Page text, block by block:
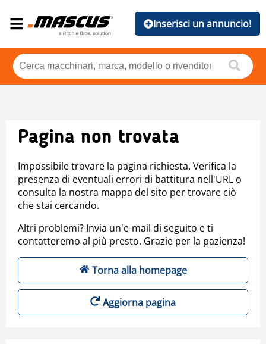
Inserisci un annuncio!
Pagina non trovata
Impossibile trovare la pagina richiesta. Verifica la
presenza di eventuali errori di battitura nell'URL o
consulta la nostra mappa del sito per trovare ciò
che stai cercando.
Altri problemi? Invia un'e-mail di seguito e ti
contatteremo al più presto. Grazie per la pazienza!
Torna alla homepage
Aggiorna pagina